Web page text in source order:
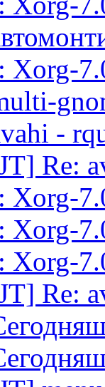
Xorg-
-
Re:
Xorg-
Xorg-
Xorg-
Re: